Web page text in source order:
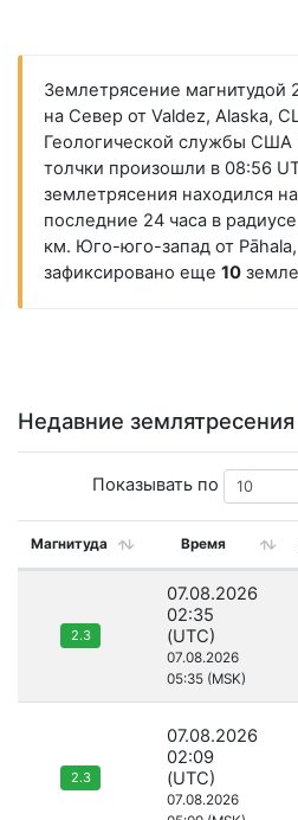
Землетрясение магнитудой
на Север от Valdez, Alaska,
Геологической службы США
толчки произошли в 08:56
землетрясения находился
последние 24 часа в
км. Юго-юго-запад от
зафиксировано еще 10
Недавние землятресения
Показывать по
Магнитуда Время
2.3
07.08.2026
02:35
(UTC)
07.08.2026
05:35 (MSK)
2.3
07.08.2026
02:09
(UTC)
07.08.2026